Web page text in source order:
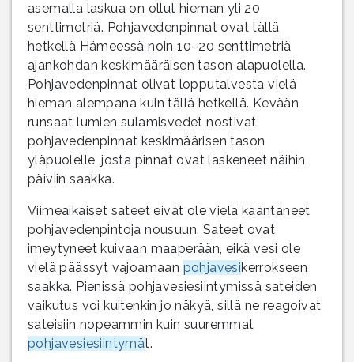
asemalla laskua on ollut hieman yli 20
senttimetriä. Pohjavedenpinnat ovat tällä
hetkellä Hämeessä noin 10–20 senttimetriä
ajankohdan keskimääräisen tason alapuolella.
Pohjavedenpinnat olivat lopputalvesta vielä
hieman alempana kuin tällä hetkellä. Kevään
runsaat lumien sulamisvedet nostivat
pohjavedenpinnat keskimäärisen tason
yläpuolelle, josta pinnat ovat laskeneet näihin
päiviin saakka.
Viimeaikaiset sateet eivät ole vielä kääntäneet
pohjavedenpintoja nousuun. Sateet ovat
imeytyneet kuivaan maaperään, eikä vesi ole
vielä päässyt vajoamaan pohjavesikerrokseen
saakka. Pienissä pohjavesiesiintymissä sateiden
vaikutus voi kuitenkin jo näkyä, sillä ne reagoivat
sateisiin nopeammin kuin suuremmat
pohjavesiesiintymät.